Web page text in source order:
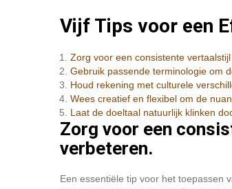
Vijf Tips voor een
Zorg voor een consistente
Gebruik passende terminologie om
Houd rekening met culturele
Wees creatief en flexibel om de
Laat de doeltaal natuurlijk klinken
Zorg voor een
verbeteren.
Een essentiële tip voor het toepassen